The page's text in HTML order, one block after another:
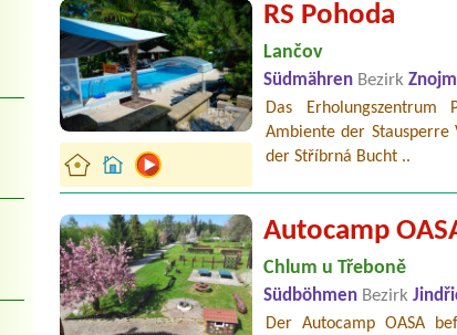
RS Pohoda
Lančov
Südmähren Bezirk
Das Erholungszentrum
Ambiente der
der Stříbrná Bucht ..
Autocamp
Chlum u Třeboně
Südböhmen Bezirk
Der Autocamp OASA